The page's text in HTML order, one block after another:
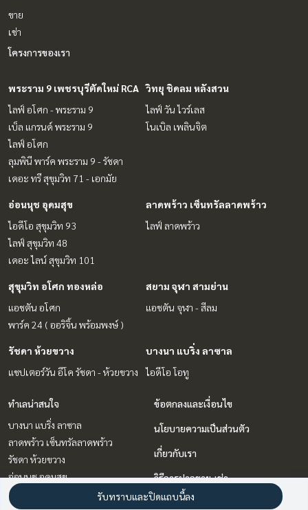
ขาย
เช่า
โครงการของเรา
พระราม 9 เพชรบุรีตัดใหม่ RCA
ไลฟ์ อโศก - พระราม 9
เบ็ล แกรนด์ พระราม 9
ไลฟ์ อโศก
ลุมพินี พาร์ค พระราม 9 - รัชดา
เดอะ ทรี สุขุมวิท 71 - เอกมัย
วิทยุ ชิดลม หลังสวน
ไลฟ์ วัน ไวร์เลส
โนเบิล เพลินจิต
อ่อนนุช อุดมสุข
ไอดีโอ สุขุมวิท 93
ไลฟ์ สุขุมวิท 48
เดอะ ไลน์ สุขุมวิท 101
ลาดพร้าว เซ็นทรัลลาดพร้าว
ไลฟ์ ลาดพร้าว
สุขุมวิท อโศก ทองหล่อ
แอชตัน อโศก
พาร์ค 24 ( ออริจิ้น พร้อมพงษ์ )
สยาม จุฬา สามย่าน
แอชตัน จุฬา - สีลม
รัชดา ห้วยขวาง
แชปเตอร์วัน อีโค รัชดา - ห้วยขวาง
บางนา แบริ่ง ลาซาล
ไอดีโอ โอทู
ทำเลน่าสนใจ
บางนา แบริ่ง ลาซาล
ลาดพร้าว เซ็นทรัลลาดพร้าว
รัชดา ห้วยขวาง
อ่อนนุช อุดมสุข
พระราม 9 เพชรบุรีตัดใหม่ RCA
ข้อตกลงและเงื่อนไข
นโยบายความเป็นส่วนตัว
เกี่ยวกับเรา
วิธีการฝากขาย-เช่า
ติดต่อ
รับทราบและปิดแถบนี้ลง